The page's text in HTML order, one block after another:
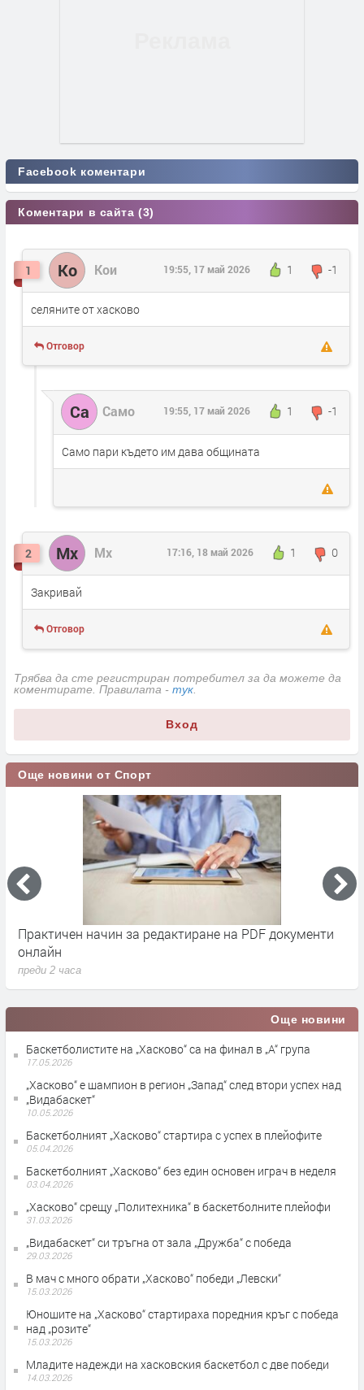
Facebook коментари
Коментари в сайта (3)
1 Ко Кои 1 -1
19:55, 17 май 2026
селяните от хасково
Отговор
Са Само 1 -1
19:55, 17 май 2026
Само пари където им дава общината
2 Мх Мх 1 0
17:16, 18 май 2026
Закривай
Отговор
Трябва да сте регистриран потребител за да можете да
коментирате. Правилата - тук
Вход
Още новини от Спорт
Практичен начин за редактиране на PDF документи
онлайн
преди 2 часа
Още новини
Баскетболистите на „Хасково“ са на финал в „А“ група
17.05.2026
„Хасково“ е шампион в регион „Запад“ след втори успех над
„Видабаскет“
10.05.2026
Баскетболният „Хасково“ стартира с успех в плейофите
05.04.2026
Баскетболният „Хасково“ без един основен играч в неделя
03.04.2026
„Хасково“ срещу „Политехника“ в баскетболните плейофи
31.03.2026
„Видабаскет“ си тръгна от зала „Дружба“ с победа
29.03.2026
В мач с много обрати „Хасково“ победи „Левски“
15.03.2026
Юношите на „Хасково“ стартираха поредния кръг с победа
над „розите“
15.03.2026
Младите надежди на хасковския баскетбол с две победи
14.03.2026